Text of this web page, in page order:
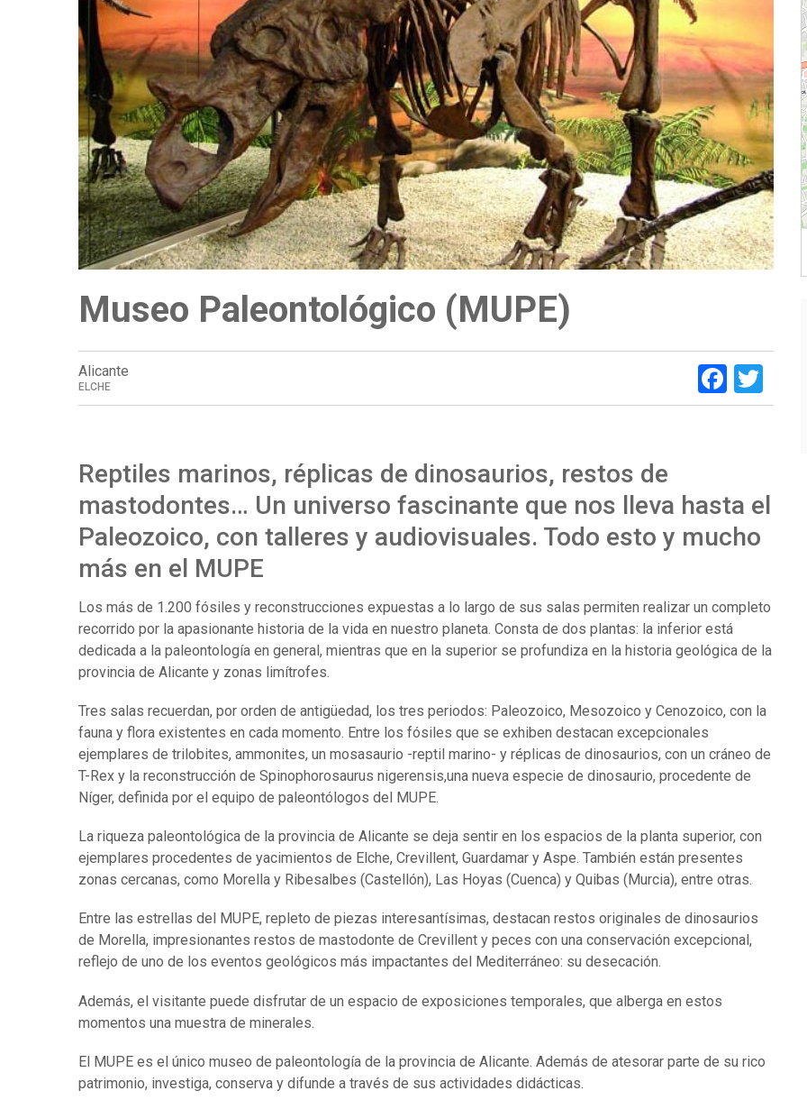
a
la
navegación
Museo Paleontológico (MUPE)
Alicante
ELCHE
Reptiles marinos, réplicas de dinosaurios, restos de
mastodontes… Un universo fascinante que nos lleva hasta el
Paleozoico, con talleres y audiovisuales. Todo esto y mucho
más en el MUPE
Los más de 1.200 fósiles y reconstrucciones expuestas a lo largo de sus salas permiten realizar un completo
recorrido por la apasionante historia de la vida en nuestro planeta. Consta de dos plantas: la inferior está
dedicada a la paleontología en general, mientras que en la superior se profundiza en la historia geológica de la
provincia de Alicante y zonas limítrofes.
Tres salas recuerdan, por orden de antigüedad, los tres periodos: Paleozoico, Mesozoico y Cenozoico, con la
fauna y flora existentes en cada momento. Entre los fósiles que se exhiben destacan excepcionales
ejemplares de trilobites, ammonites, un mosasaurio -reptil marino- y réplicas de dinosaurios, con un cráneo de
T-Rex y la reconstrucción de Spinophorosaurus nigerensis,una nueva especie de dinosaurio, procedente de
Níger, definida por el equipo de paleontólogos del MUPE.
La riqueza paleontológica de la provincia de Alicante se deja sentir en los espacios de la planta superior, con
ejemplares procedentes de yacimientos de Elche, Crevillent, Guardamar y Aspe. También están presentes
zonas cercanas, como Morella y Ribesalbes (Castellón), Las Hoyas (Cuenca) y Quibas (Murcia), entre otras.
Entre las estrellas del MUPE, repleto de piezas interesantísimas, destacan restos originales de dinosaurios
de Morella, impresionantes restos de mastodonte de Crevillent y peces con una conservación excepcional,
reflejo de uno de los eventos geológicos más impactantes del Mediterráneo: su desecación.
Además, el visitante puede disfrutar de un espacio de exposiciones temporales, que alberga en estos
momentos una muestra de minerales.
El MUPE es el único museo de paleontología de la provincia de Alicante. Además de atesorar parte de su rico
patrimonio, investiga, conserva y difunde a través de sus actividades didácticas.